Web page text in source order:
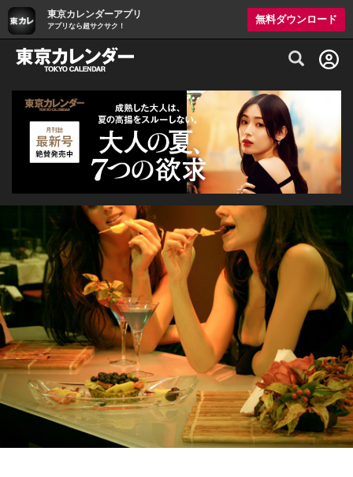
東京カレンダーアプリ
アプリなら超サクサク！
無料ダウンロード
グルメ情報・プレミアムレストラン予約